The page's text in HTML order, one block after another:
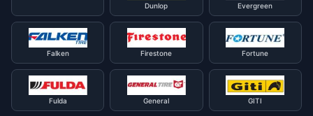
Dunlop
Evergreen
Falken Firestone Fortune
Fulda General GITI